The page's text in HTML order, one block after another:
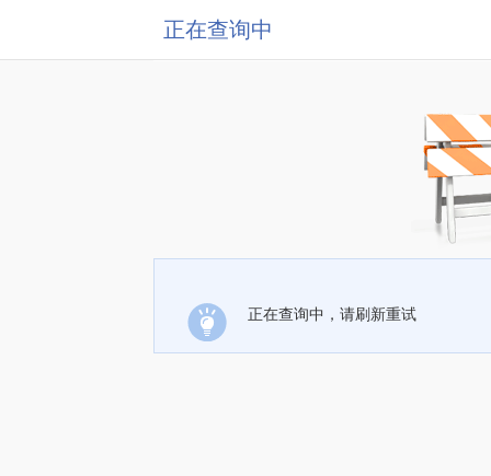
正在查询中
正在查询中，请刷新重试